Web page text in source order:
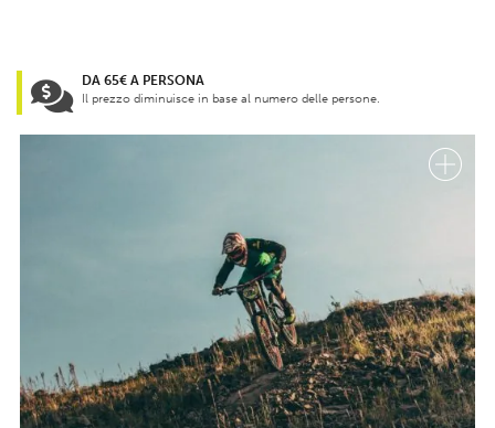
DA 65€ A PERSONA
Il prezzo diminuisce in base al numero delle persone.